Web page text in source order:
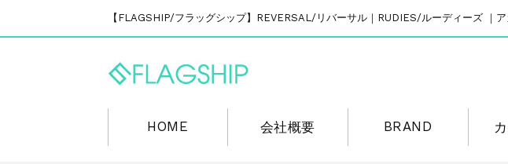
【FLAGSHIP/フラッグシップ】REVERSAL/リバーサル｜RUDIES/ルーディーズ ｜
HOME 会社概要 BRAND